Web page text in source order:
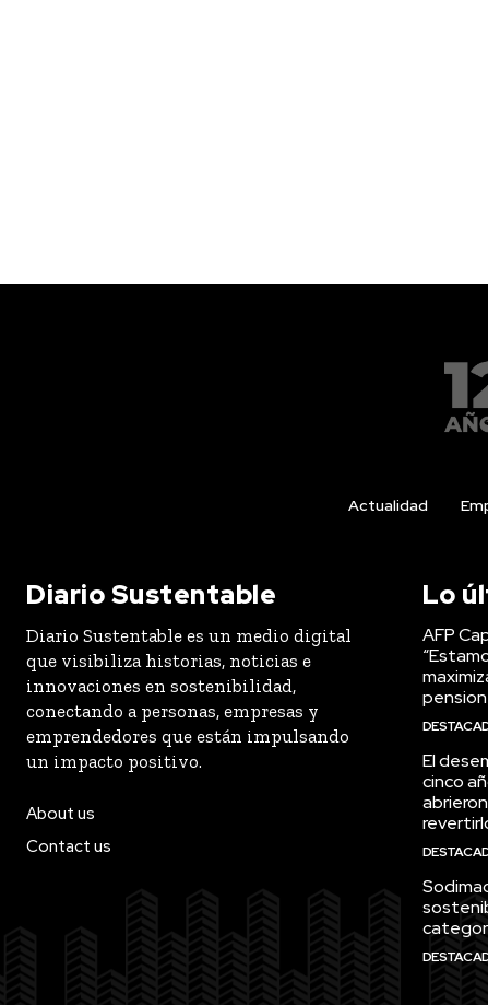
Actualidad
Diario Sustentable
Diario Sustentable es un medio digital
que visibiliza historias, noticias e
innovaciones en sostenibilidad,
conectando a personas, empresas y
emprendedores que están impulsando
un impacto positivo.
About us
Contact us
Lo
AFP
El
cinco